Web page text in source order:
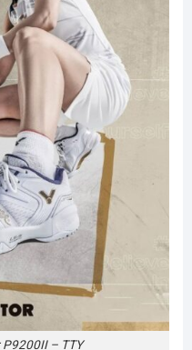
P9200II – TTY